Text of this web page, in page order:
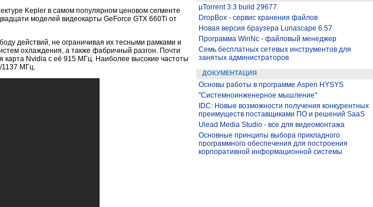
Kepler в самом популярном ценовом сегменте
моделей видеокарты GeForce GTX 660Ti от
действий, не ограничивая их тесными рамками и
охлаждения, а также фабричный разгон. Почти
Nvidia с её 915 МГц. Наиболее высокие частоты
МГц.
µTorrent 3.3 build 29677.
DropBox - сервис хранения файлов
Новая версия браузера Lunascape 6.57
Программа WinNc - файловый менеджер
Семь бесплатных сетевых инструментов для
занятых администраторов
ДОКУМЕНТАЦИЯ
Основы работы в программе Aspen HYSYS
"Системноинженерное мышление"
IDC: Новые возможности получения конкурентных
преимуществ поставщиками ПО и решений SaaS
Ulead Media Studio - все для видеомонтажа
Основные принципы выбора прикладного
программного обеспечения для построения
корпоративной информационной системы